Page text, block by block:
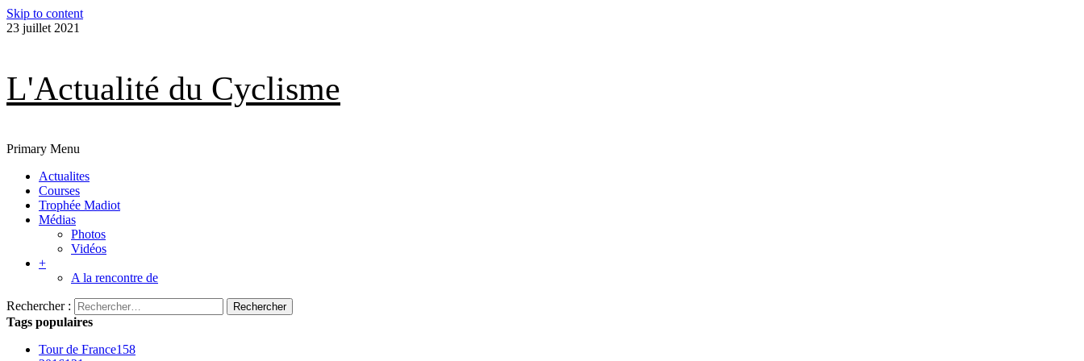
Skip to content
23 juillet 2021
L'Actualité du Cyclisme
Primary Menu
Actualites
Courses
Trophée Madiot
Médias
Photos
Vidéos
+
A la rencontre de
Rechercher :
Tags populaires
Tour de France158